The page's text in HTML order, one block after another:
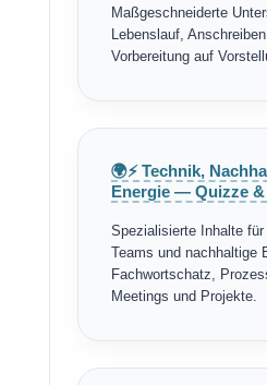
Maßgeschneiderte
Lebenslauf,
Vorbereitung auf
🌍⚡ Technik,
Energie — Quizze
Spezialisierte Inhalte
Teams und nachhaltige
Fachwortschatz,
Meetings und Projekte.